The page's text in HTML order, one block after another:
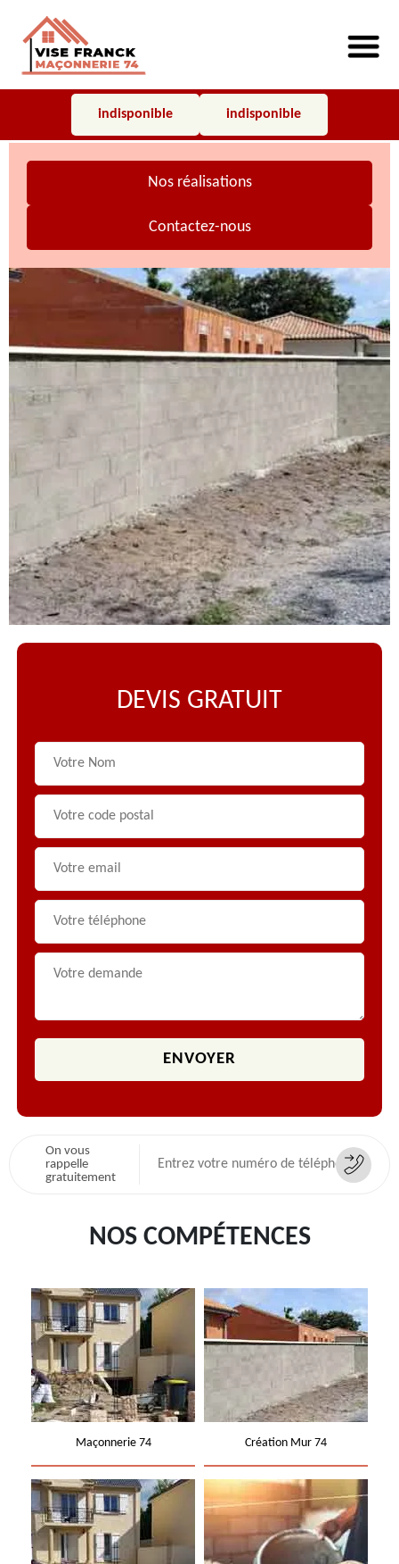
indisponible indisponible
Nos réalisations
Contactez-nous
DEVIS GRATUIT
On vous
rappelle
gratuitement
NOS COMPÉTENCES
Maçonnerie 74 Création Mur 74